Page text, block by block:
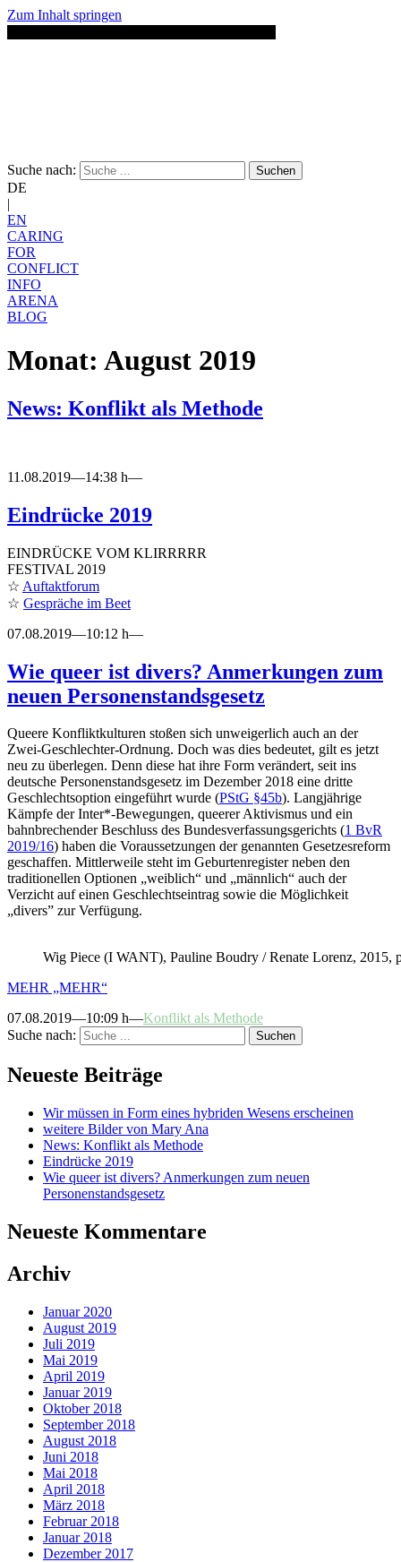
Zum Inhalt springen
Suche nach: Suchen
DE
|
EN
CARING
FOR
CONFLICT
INFO
ARENA
BLOG
Monat: August 2019
News: Konflikt als Methode
11.08.2019—14:38 h—
Eindrücke 2019
EINDRÜCKE VOM KLIRRRRR
FESTIVAL 2019
☆ Auftaktforum
☆ Gespräche im Beet
07.08.2019—10:12 h—
Wie queer ist divers? Anmerkungen zum
neuen Personenstandsgesetz
Queere Konfliktkulturen stoßen sich unweigerlich auch an der
Zwei-Geschlechter-Ordnung. Doch was dies bedeutet, gilt es jetzt
neu zu überlegen. Denn diese hat ihre Form verändert, seit ins
deutsche Personenstandsgesetz im Dezember 2018 eine dritte
Geschlechtsoption eingeführt wurde (PStG §45b). Langjährige
Kämpfe der Inter*-Bewegungen, queerer Aktivismus und ein
bahnbrechender Beschluss des Bundesverfassungsgerichts (1 BvR
2019/16) haben die Voraussetzungen der genannten Gesetzesreform
geschaffen. Mittlerweile steht im Geburtenregister neben den
traditionellen Optionen „weiblich“ und „männlich“ auch der
Verzicht auf einen Geschlechtseintrag sowie die Möglichkeit
„divers” zur Verfügung.
Wig Piece (I WANT), Pauline Boudry / Renate Lorenz, 2015,
MEHR „MEHR“
07.08.2019—10:09 h—Konflikt als Methode
Suche nach:
Suchen
Neueste Beiträge
Wir müssen in Form eines hybriden Wesens erscheinen
weitere Bilder von Mary Ana
News: Konflikt als Methode
Eindrücke 2019
Wie queer ist divers? Anmerkungen zum neuen
Personenstandsgesetz
Neueste Kommentare
Archiv
Januar 2020
August 2019
Juli 2019
Mai 2019
April 2019
Januar 2019
Oktober 2018
September 2018
August 2018
Juni 2018
Mai 2018
April 2018
März 2018
Februar 2018
Januar 2018
Dezember 2017